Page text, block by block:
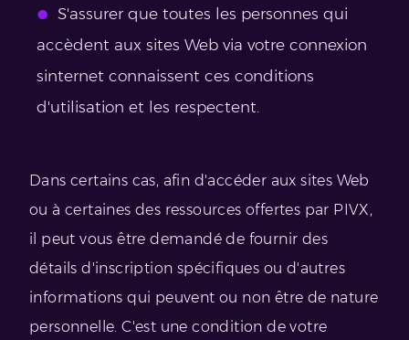
S'assurer que toutes les personnes qui
accèdent aux sites Web via votre connexion
sinternet connaissent ces conditions
d'utilisation et les respectent.
Dans certains cas, afin d'accéder aux sites Web
ou à certaines des ressources offertes par PIVX,
il peut vous être demandé de fournir des
détails d'inscription spécifiques ou d'autres
informations qui peuvent ou non être de nature
personnelle. C'est une condition de votre